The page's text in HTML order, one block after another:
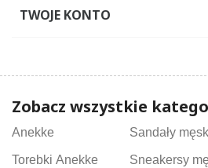
TWOJE KONTO
Zobacz wszystkie
Anekke
Torebki Anekke
Sandały
Sneakersy